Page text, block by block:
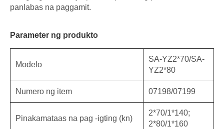
panlabas na paggamit.
Parameter ng produkto
Modelo
SA-YZ2*70/SA-
YZ2*80
Numero ng item 07198/07199
Pinakamataas na pag -igting (kn)
2*70/1*140;
2*80/1*160